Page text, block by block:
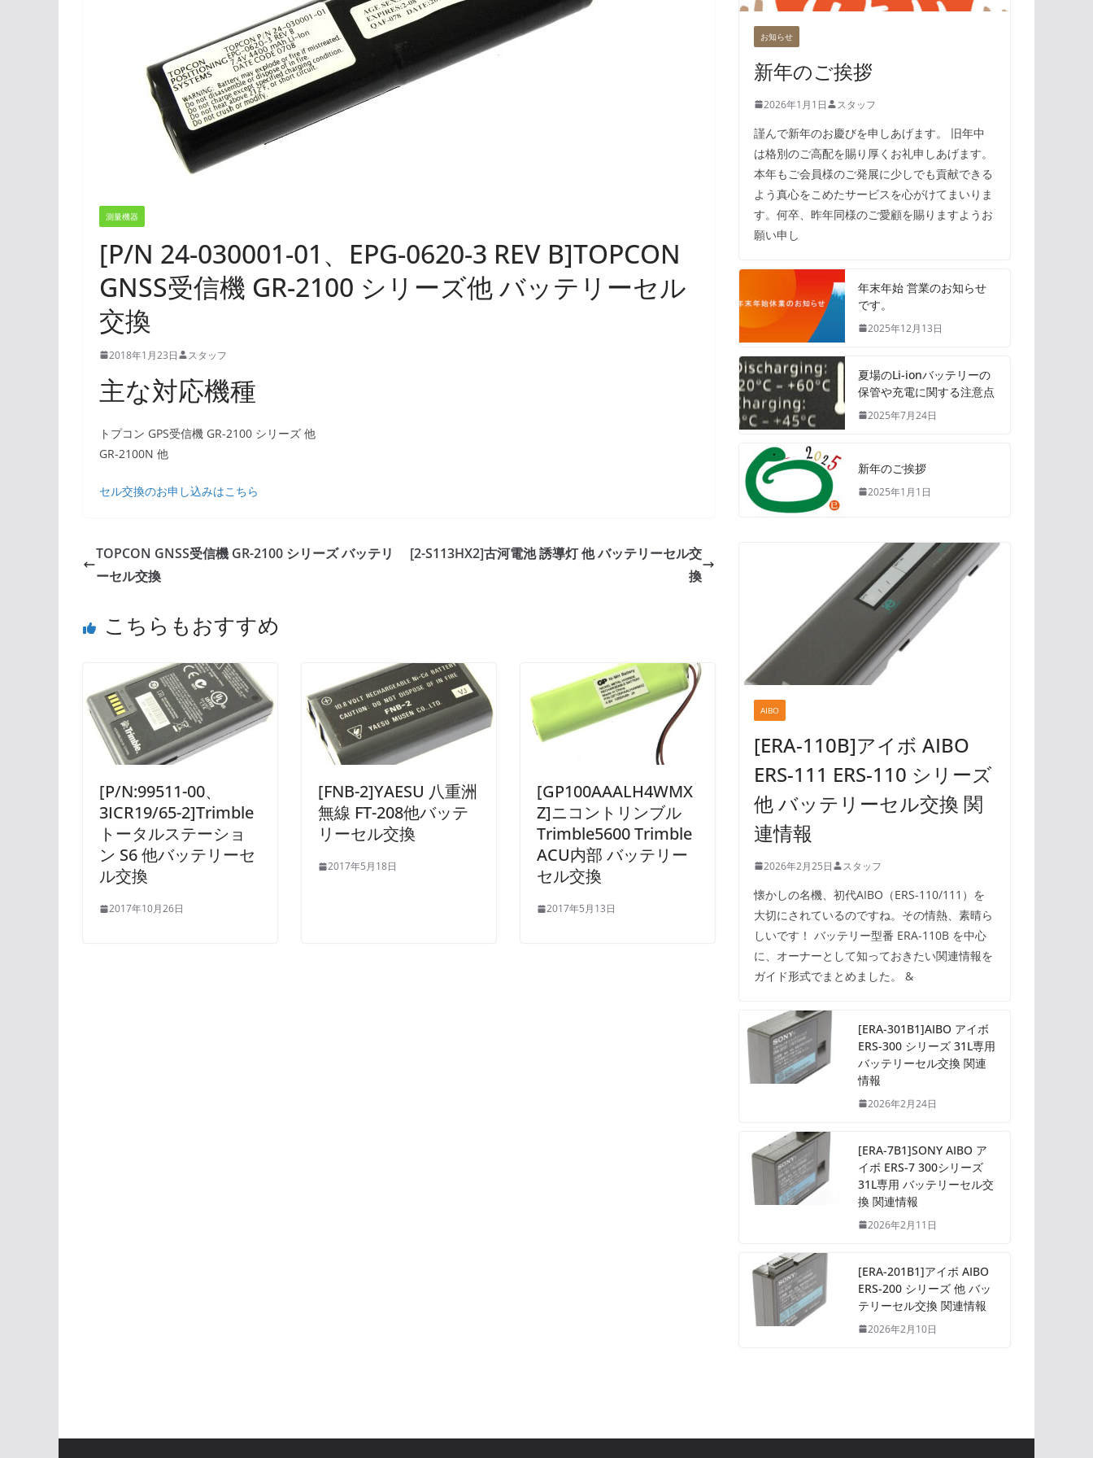
測量機器
[P/N 24-030001-01、EPG-0620-3 REV B]TOPCON
GNSS受信機 GR-2100 シリーズ他 バッテリーセル
交換
2018年1月23日 スタッフ
主な対応機種
トプコン GPS受信機 GR-2100 シリーズ 他
GR-2100N 他
セル交換のお申し込みはこちら
TOPCON GNSS受信機 GR-2100 シリーズ バッテリ
ーセル交換
[2-S113HX2]古河電池 誘導灯 他 バッテリーセル交
換
こちらもおすすめ
[P/N:99511-00、
3ICR19/65-2]Trimble
トータルステーショ
ン S6 他バッテリーセ
ル交換
2017年10月26日
[FNB-2]YAESU 八重洲
無線 FT-208他バッテ
リーセル交換
2017年5月18日
[GP100AAALH4WMX
Z]ニコントリンブル
Trimble5600 Trimble
ACU内部 バッテリー
セル交換
2017年5月13日
お知らせ
新年のご挨拶
2026年1月1日 スタッフ
謹んで新年のお慶びを申しあげます。 旧年中
は格別のご高配を賜り厚くお礼申しあげます。
本年もご会員様のご発展に少しでも貢献できる
よう真心をこめたサービスを心がけてまいりま
す。何卒、昨年同様のご愛顧を賜りますようお
願い申し
年末年始 営業のお知らせ
です。
2025年12月13日
夏場のLi-ionバッテリーの
保管や充電に関する注意点
2025年7月24日
新年のご挨拶
2025年1月1日
AIBO
[ERA-110B]アイボ AIBO
ERS-111 ERS-110 シリーズ
他 バッテリーセル交換 関
連情報
2026年2月25日 スタッフ
懐かしの名機、初代AIBO（ERS-110/111）を
大切にされているのですね。その情熱、素晴ら
しいです！ バッテリー型番 ERA-110B を中心
に、オーナーとして知っておきたい関連情報を
ガイド形式でまとめました。 &
[ERA-301B1]AIBO アイボ
ERS-300 シリーズ 31L専用
バッテリーセル交換 関連
情報
2026年2月24日
[ERA-7B1]SONY AIBO ア
イボ ERS-7 300シリーズ
31L専用 バッテリーセル交
換 関連情報
2026年2月11日
[ERA-201B1]アイボ AIBO
ERS-200 シリーズ 他 バッ
テリーセル交換 関連情報
2026年2月10日